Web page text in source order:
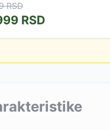
RSD
RSD